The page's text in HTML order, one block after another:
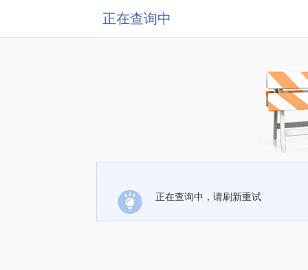
正在查询中
正在查询中，请刷新重试